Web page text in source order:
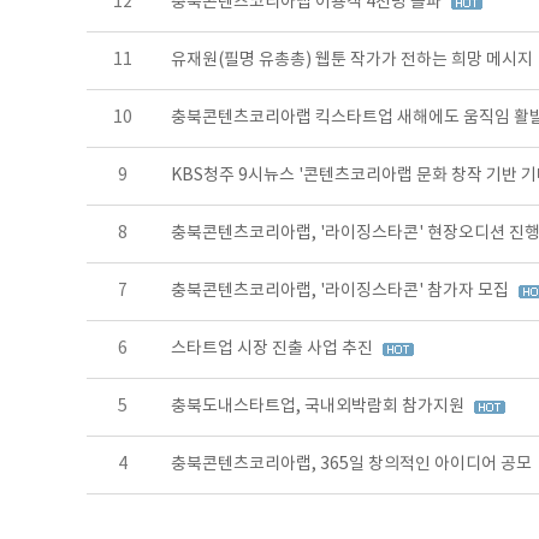
11 유재원(필명 유총총) 웹툰 작가가 전하는 희망 메시지
10 충북콘텐츠코리아랩 킥스타트업 새해에도 움직임 활
9 KBS청주 9시뉴스 '콘텐츠코리아랩 문화 창작 기반
8 충북콘텐츠코리아랩, '라이징스타콘' 현장오디션 진행
7 충북콘텐츠코리아랩, '라이징스타콘' 참가자 모집
6 스타트업 시장 진출 사업 추진
5 충북도내스타트업, 국내외박람회 참가지원
4 충북콘텐츠코리아랩, 365일 창의적인 아이디어 공모